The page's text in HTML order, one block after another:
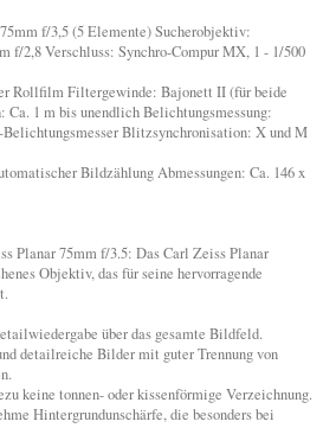
f/3,5 (5 Elemente) Sucherobjektiv:
f/2,8 Verschluss: Synchro-Compur MX, 1 - 1/500
Rollfilm Filtergewinde: Bajonett II (für beide
1 m bis unendlich Belichtungsmessung:
Blitzsynchronisation: X und M
Bildzählung Abmessungen: Ca. 146 x
Planar 75mm f/3.5: Das Carl Zeiss Planar
Objektiv, das für seine hervorragende
über das gesamte Bildfeld.
detailreiche Bilder mit guter Trennung von
keine tonnen- oder kissenförmige Verzeichnung.
Hintergrundunschärfe, die besonders bei